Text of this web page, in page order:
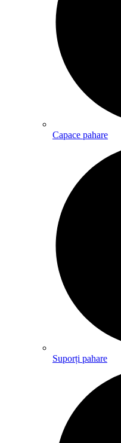
Capace pahare
Suporți pahare